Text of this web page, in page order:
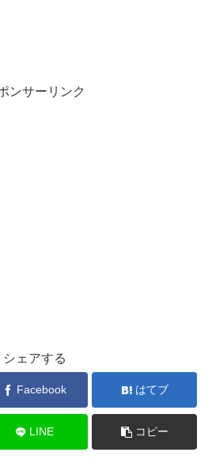
ンサーリンク
シェアする
Facebook はてブ
LINE コピー